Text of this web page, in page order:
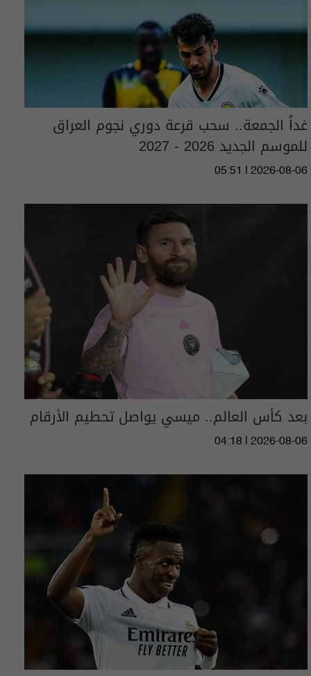
غداً الجمعة.. سحب قرعة دوري نجوم العراق
للموسم الجديد 2026 - 2027
05:51 | 2026-08-06
بعد كأس العالم.. ميسي يواصل تحطيم الأرقام
04:18 | 2026-08-06